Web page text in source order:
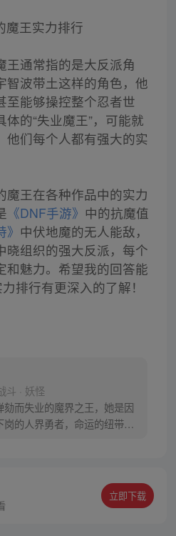
魔王实力排行
王通常指的是大反派角
智波带土这样的角色，他
至能够操控整个忍者世
的“失业魔王”，可能就
他们每个人都有强大的实
魔王在各种作品中的实力
《DNF手游》 中的抗魔值
中伏地魔的无人能敌，
晓组织的强大反派，每个
和魅力。希望我的回答能
排行有更深入的了解！
斗 · 妖怪
劾而失业的魔界之王，她是因
岗的人界勇者，命运的纽带将
立即下载